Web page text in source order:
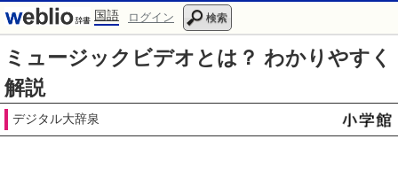
国語 ログイン 検索
ミュージックビデオとは？ わかりやすく
解説
デジタル大辞泉